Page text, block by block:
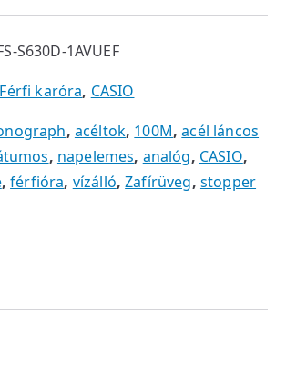
S630D-1AVUEF
Férfi karóra, CASIO
, acéltok, 100M,acél láncos
, napelemes, analóg, CASIO,
,férfióra, vízálló,Zafírüveg, stopper